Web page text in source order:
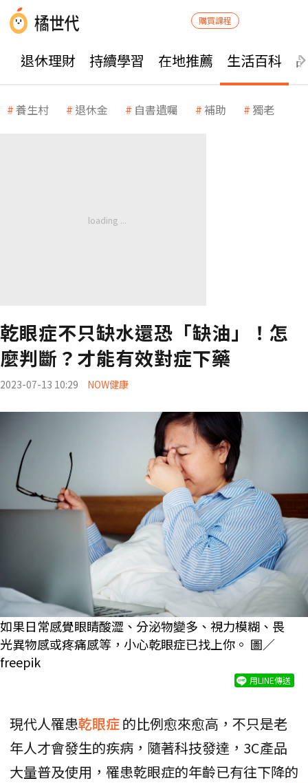
購買課程
退休理財 持續學習 在地推薦 生活百科
養生村 退休金 自書遺囑 補助 獨老
乾眼症不只缺水還恐「缺油」！怎
麼判斷？才能有效對症下藥
2023-07-13 10:29 NOW健康
如果日常感覺眼睛酸澀、分泌物變多、視力模糊、畏
光異物感或疼痛感等，小心乾眼症已找上你。 圖／
freepik
用LINE傳送
現代人罹患乾眼症的比例愈來愈高，不只是老
年人才會發生的疾病，隨著科技發達，3C產品
大量普及使用，罹患乾眼症的年齡已有往下降的